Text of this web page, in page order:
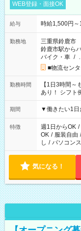
WEB登録・面接OK
給与 時給1,500円～
勤務地
三重県鈴鹿市
鈴鹿市駅から
バイク・車 /
■物流セン
勤務時間
【1日3時間～
あり！ シフト例 ▼9:00～12:00 ▼9:00～17:00 ▼10:00～19:00
▼18:00～
期間 ▼働きたい1
特徴 週1日からOK /
OK / 服装自由 /
し / パソコン
気になる！